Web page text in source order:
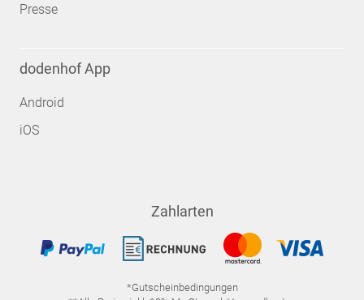
Presse
dodenhof App
Android
iOS
Zahlarten
*Gutscheinbedingungen